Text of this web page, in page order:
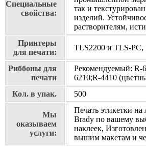
Специальные
свойства:
так и
изделий.
растворителям,
Принтеры
для печати:
TLS2200 и TLS-PC,
Риббоны для
печати
Рекомендуемый: R-
6210;R-4410
Кол. в упак.
500
Мы
оказываем
услуги:
Печать этикетки
Brady по вашему
наклеек,
вышим макетам и